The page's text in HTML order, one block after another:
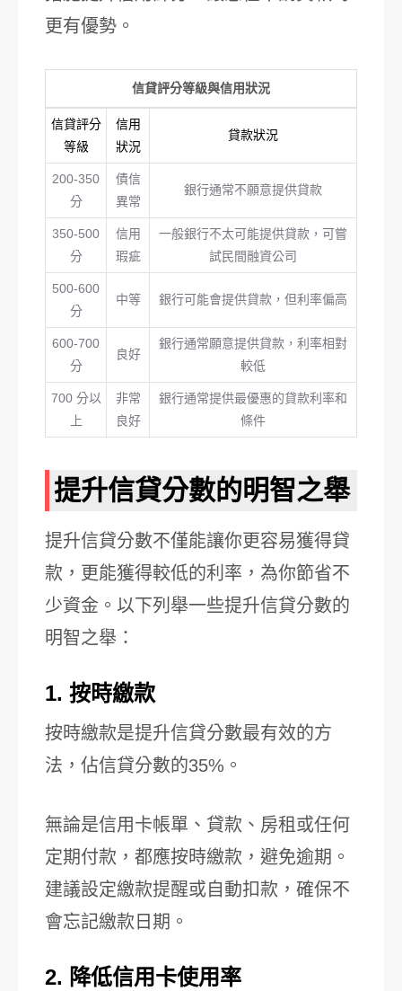
更有優勢。
信貸評分等級與信用狀況
信貸評分
等級
信用
狀況
貸款狀況
200-350
分
債信
異常
銀行通常不願意提供貸款
350-500
分
信用
瑕疵
一般銀行不太可能提供貸款，可嘗
試民間融資公司
500-600
分
中等 銀行可能會提供貸款，但利率偏高
600-700
分
良好
銀行通常願意提供貸款，利率相對
較低
700 分以
上
非常
良好
銀行通常提供最優惠的貸款利率和
條件
提升信貸分數的明智之舉
提升信貸分數不僅能讓你更容易獲得貸
款，更能獲得較低的利率，為你節省不
少資金。以下列舉一些提升信貸分數的
明智之舉：
1. 按時繳款
按時繳款是提升信貸分數最有效的方
法，佔信貸分數的35%。
無論是信用卡帳單、貸款、房租或任何
定期付款，都應按時繳款，避免逾期。
建議設定繳款提醒或自動扣款，確保不
會忘記繳款日期。
2. 降低信用卡使用率